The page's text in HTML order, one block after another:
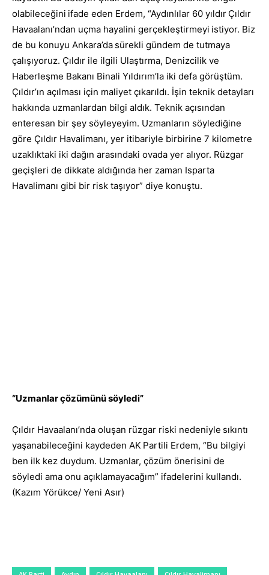
olabileceğini ifade eden Erdem, “Aydınlılar 60 yıldır Çıldır
Havaalanı’ndan uçma hayalini gerçekleştirmeyi istiyor. Biz
de bu konuyu Ankara’da sürekli gündem de tutmaya
çalışıyoruz. Çıldır ile ilgili Ulaştırma, Denizcilik ve
Haberleşme Bakanı Binali Yıldırım’la iki defa görüştüm.
Çıldır’ın açılması için maliyet çıkarıldı. İşin teknik detayları
hakkında uzmanlardan bilgi aldık. Teknik açısından
enteresan bir şey söyleyeyim. Uzmanların söylediğine
göre Çıldır Havalimanı, yer itibariyle birbirine 7 kilometre
uzaklıktaki iki dağın arasındaki ovada yer alıyor. Rüzgar
geçişleri de dikkate aldığında her zaman Isparta
Havalimanı gibi bir risk taşıyor” diye konuştu.
“Uzmanlar çözümünü söyledi”
Çıldır Havaalanı’nda oluşan rüzgar riski nedeniyle sıkıntı
yaşanabileceğini kaydeden AK Partili Erdem, “Bu bilgiyi
ben ilk kez duydum. Uzmanlar, çözüm önerisini de
söyledi ama onu açıklamayacağım” ifadelerini kullandı.
(Kazım Yörükce/ Yeni Asır)